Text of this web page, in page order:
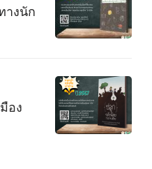
างนัก
อง